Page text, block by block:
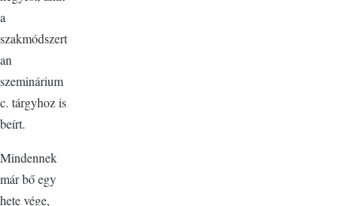
a
szakmódszert
an
szeminárium
c. tárgyhoz is
beírt.
Mindennek
már bő egy
hete vége,